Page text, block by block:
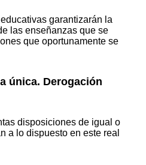
garantizarán la
las enseñanzas que se
que oportunamente se
única. Derogación
disposiciones de igual o
a lo dispuesto en este real